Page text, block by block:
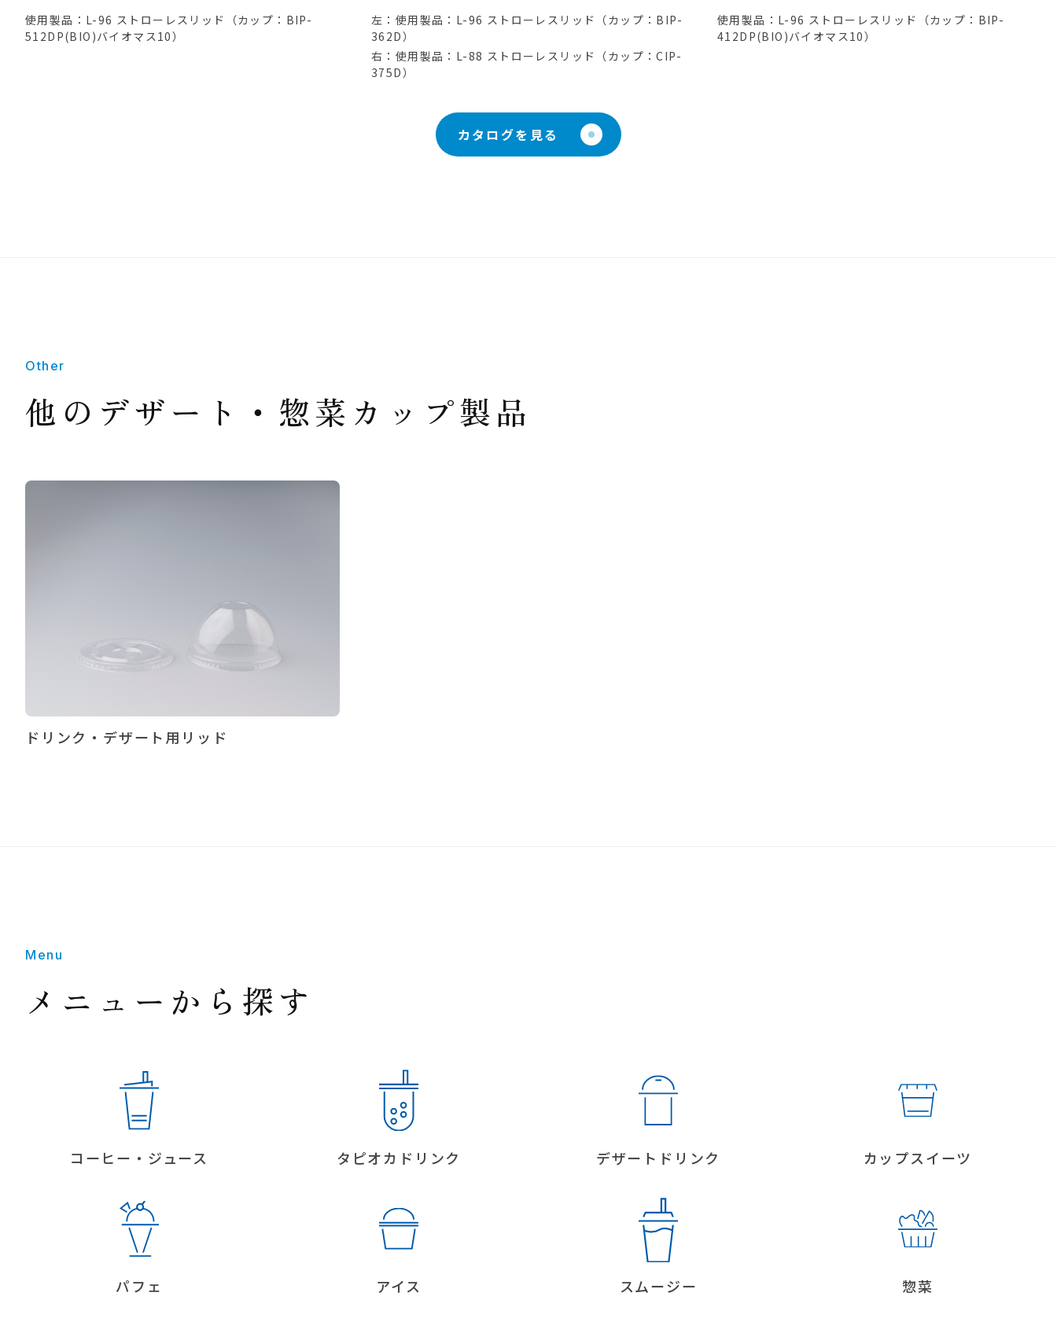
使用製品：L-96 ストローレスリッド（カップ：BIP-
512DP(BIO)バイオマス10）
左：使用製品：L-96 ストローレスリッド（カップ：BIP-
362D）
右：使用製品：L-88 ストローレスリッド（カップ：CIP-
375D）
使用製品：L-96 ストローレスリッド（カップ：BIP-
412DP(BIO)バイオマス10）
カタログを見る
Other
他のデザート・惣菜カップ製品
ドリンク・デザート用リッド
Menu
メニューから探す
コーヒー・ジュース タピオカドリンク デザートドリンク カップスイーツ
パフェ アイス スムージー 惣菜